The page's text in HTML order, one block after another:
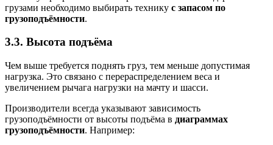
грузами необходимо выбирать технику с запасом по
грузоподъёмности.
3.3. Высота подъёма
Чем выше требуется поднять груз, тем меньше допустимая
нагрузка. Это связано с перераспределением веса и
увеличением рычага нагрузки на мачту и шасси.
Производители всегда указывают зависимость
грузоподъёмности от высоты подъёма в диаграммах
грузоподъёмности. Например: